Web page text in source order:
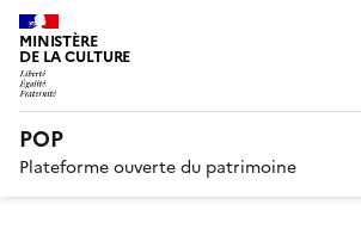
MINISTÈRE
DE LA CULTURE
POP
Plateforme ouverte du patrimoine